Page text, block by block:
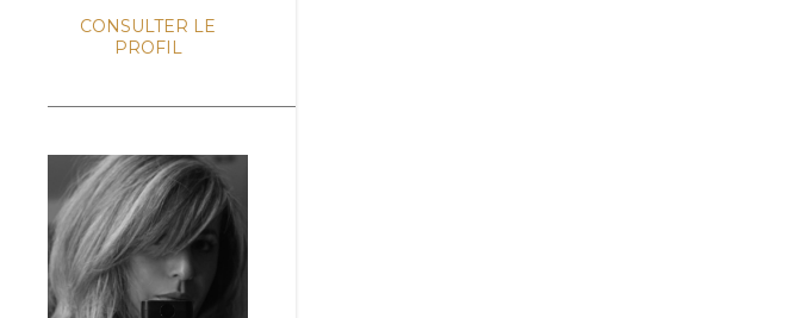
CONSULTER LE
PROFIL